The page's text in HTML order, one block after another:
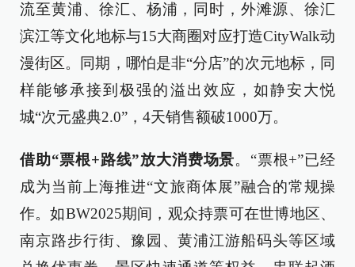
流至黄浦、徐汇、杨浦，同时，外滩源、徐汇
滨江等文化地标与15大商圈对应打造CityWalk动
漫街区。同期，哪怕是非“分店”的次元地标，同
样能够承接到极强的溢出效应，如静安大悦
城“次元盛典2.0”，4天销售额破1000万。
借助“票根+路线”放大消费场景。“票根+”已经
成为当前上海推进“文旅商体展”融合的常规操
作。如BW2025期间，观众持票可在世博地区、
南京路步行街、豫园、黄浦江游船码头等区域